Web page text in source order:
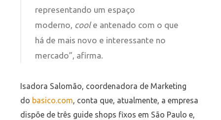
representando um espaço
moderno, coole antenado com o que
há de mais novo e interessante no
mercado”, afirma.
Isadora Salomão, coordenadora de Marketing
do basico.com, conta que, atualmente, a empresa
dispõe de três guide shops fixos em São Paulo e,